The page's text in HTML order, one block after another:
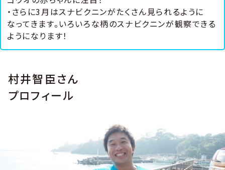
・さらに3月はスナビクニンがたくさん見られるように
なってきます。いろいろな柄のスナビクニンが観察できる
ようになります！
村井智臣さん
プロフィール